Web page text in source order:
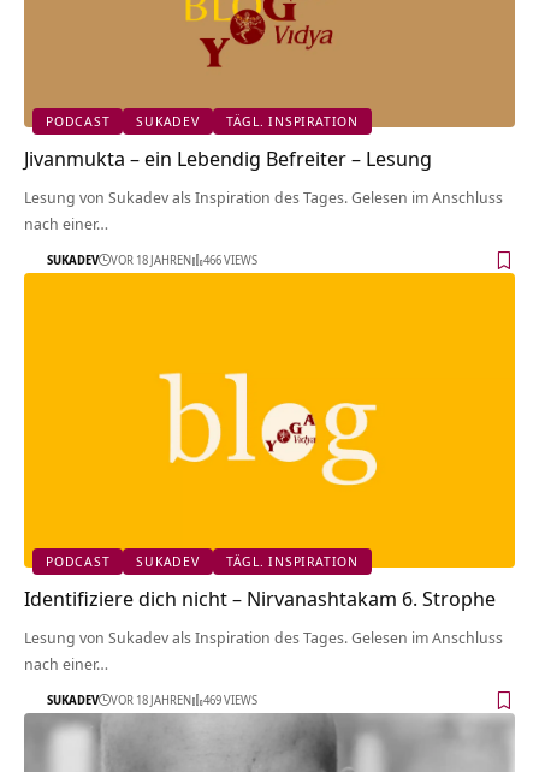
PODCAST SUKADEV TÄGL. INSPIRATION
Jivanmukta – ein Lebendig Befreiter – Lesung
Lesung von Sukadev als Inspiration des Tages. Gelesen im Anschluss
nach einer…
SUKADEV VOR 18 JAHREN 466 VIEWS
PODCAST SUKADEV TÄGL. INSPIRATION
Identifiziere dich nicht – Nirvanashtakam 6. Strophe
Lesung von Sukadev als Inspiration des Tages. Gelesen im Anschluss
nach einer…
SUKADEV VOR 18 JAHREN 469 VIEWS